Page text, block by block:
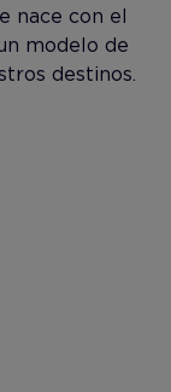
nace con el
modelo de
destinos.